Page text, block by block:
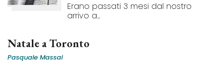
Erano passati 3 mesi dal nostro
arrivo a...
Natale a Toronto
Pasquale Massai